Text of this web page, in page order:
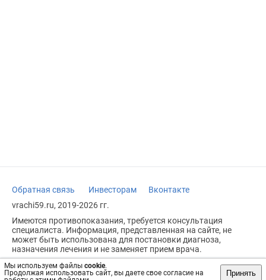
Мы используем файлы cookie.
Продолжая использовать сайт, вы даете свое согласие на
Принять
Обратная связь Инвесторам
Вконтакте
vrachi59.ru, 2019-2026 гг.
Имеются противопоказания, требуется консультация
специалиста. Информация, представленная на сайте, не
может быть использована для постановки диагноза,
назначения лечения и не заменяет прием врача.
Возрастное ограничение: 18+